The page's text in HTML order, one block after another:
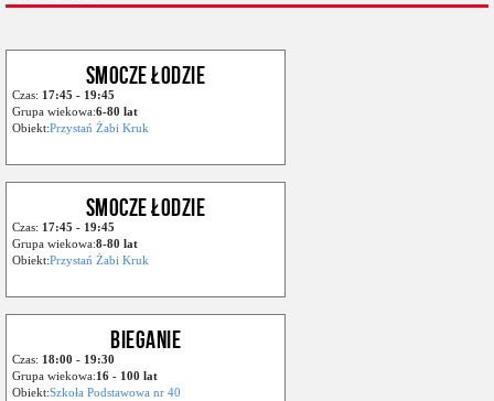
SMOCZE ŁODZIE
Czas: 17:45 - 19:45
Grupa wiekowa:6-80 lat
Obiekt:Przystań Żabi Kruk
SMOCZE ŁODZIE
Czas: 17:45 - 19:45
Grupa wiekowa:8-80 lat
Obiekt:Przystań Żabi Kruk
BIEGANIE
Czas: 18:00 - 19:30
Grupa wiekowa:16 - 100 lat
Obiekt:Szkoła Podstawowa nr 40